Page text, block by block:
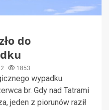
do
1853
wypadku.
br. Gdy nad Tatrami
jeden z piorunów raził